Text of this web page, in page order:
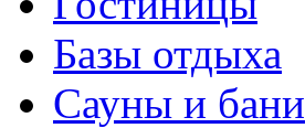
Базы отдыха
Сауны и бани